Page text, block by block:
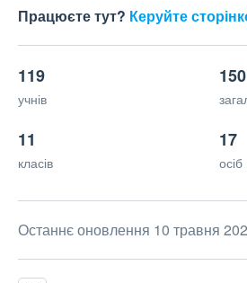
Працюєте тут? Керуйте
119
учнів
150
11
класів
17
Останнє оновлення 10 травня